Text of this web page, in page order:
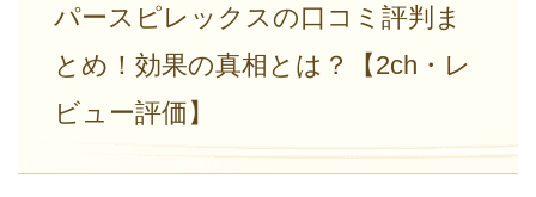
パースピレックスの口コミ評判ま
とめ！効果の真相とは？【2ch・レ
ビュー評価】